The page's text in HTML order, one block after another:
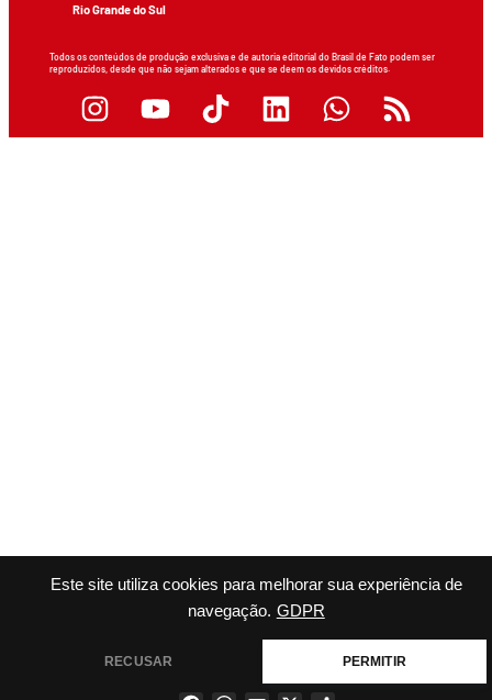
Este site utiliza cookies para melhorar sua experiência de
navegação. GDPR
RECUSAR PERMITIR
Rio Grande do Sul
Todos os conteúdos de produção exclusiva e de autoria editorial do Brasil de Fato podem ser
reproduzidos, desde que não sejam alterados e que se deem os devidos créditos.